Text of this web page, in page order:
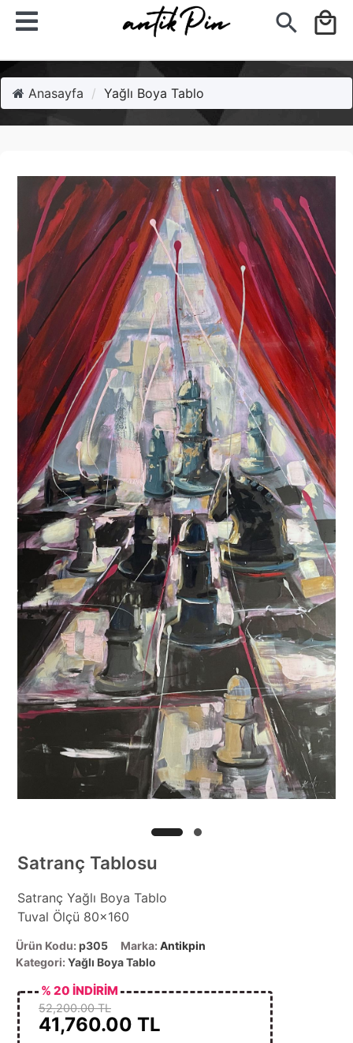
search local_mall
Anasayfa Yağlı Boya Tablo
Satranç Tablosu
Satranç Yağlı Boya Tablo
Tuval Ölçü 80x160
Ürün Kodu: p305 Marka: Antikpin
Kategori: Yağlı Boya Tablo
52,200.00 TL
41,760.00 TL
% 20 İNDİRİM